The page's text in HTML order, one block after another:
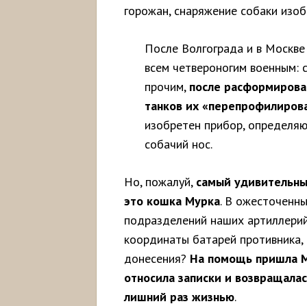
горожан, снаряжение собаки
После Волгограда и в
всем четвероногим военным:
прочим, после
танков их
изобретен прибор,
собачий нос.
Но, пожалуй, самый
это кошка Мурка. В
подразделений наших
координаты батарей
донесения? На помощь пришла
относила записки и
лишний раз жизнью.